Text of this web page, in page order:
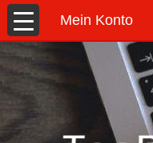
Mein Konto